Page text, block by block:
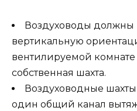
Воздуховоды должны
вертикальную
вентилируемой
собственная шахта.
Воздуховодные
один общий канал